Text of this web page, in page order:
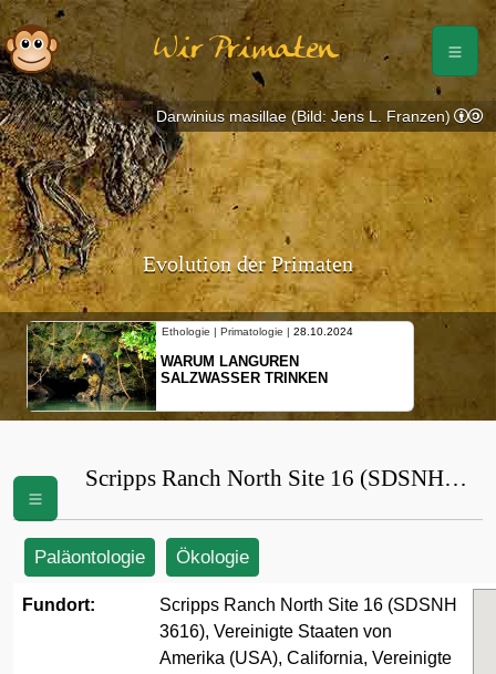
Wir Primaten
Evolution der Primaten
Ethologie | Primatologie | 28.10.2024
WARUM LANGUREN
SALZWASSER TRINKEN
Darwinius masillae (Bild: Jens L. Franzen)
Scripps Ranch North Site 16 (SDSNH
(USA)
Paläontologie Ökologie
Fundort:
Scripps Ranch North Site 16 (SDSNH
3616), Vereinigte Staaten von
Amerika (USA), California, Vereinigte